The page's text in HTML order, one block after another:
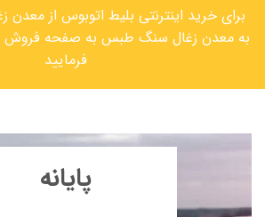
برای خرید اینترنتی بلیط اتوبوس از
به معدن زغال سنگ طبس به صفحه فروش
فرمایید
پایانه